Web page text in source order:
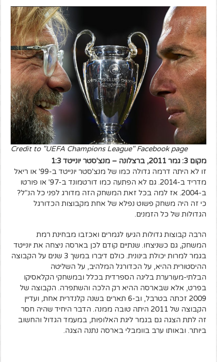
Credit to "UEFA Champions League" Facebook page
מקום 3: גמר 2011, ברצלונה – מנצ'סטר יונייטד 1:3
זו לא היתה דרמה גדולה כמו של מנצ'סטר יונייטד ב-99' או ריאל
מדריד ב-2014. גם לא הפתעה כמו דורטמונד ב-97' או פורטו
ב-2004. אז למה בכל זאת המשחק הזה מדורג לפני כל הנ"ל?
כי זה היה משחק פשוט נפלא של אחת מקבוצות הכדורגל
הגדולות של כל הזמנים.
הרבה קבוצות גדולות הגיעו לגמרים ואכזבו מבחינת רמת
המשחק, גם כשניצחו. שנתיים קודם לכן בארסה ניצחה את יונייטד
בגמר למרות יכולת בינונית. כולם דיברו במשך 3 שנים על הקבוצה
ההיסטורית ההיא, על הכדורגל המלהיב, על השליטה
הבלתי-מעורערת בליגה הספרדית בכלל ובמשחקי הקלאסיקו
בפרט, אלא שבארסה ההיא רק הלכה והשתפרה. הקבוצה של
2009 זכתה בטרבל, וב-6 תארים בשנה קלנדרית אחת, ועדיין
הקבוצה של 2011 היתה טובה ממנה. הדבר היחיד שהיה חסר
זה לתת הצגה גם בגמר ליגת האלופות, במעמד הגדול והחשוב
ביותר. ובאותו ערב בוומבלי בארסה נתנה הצגה.